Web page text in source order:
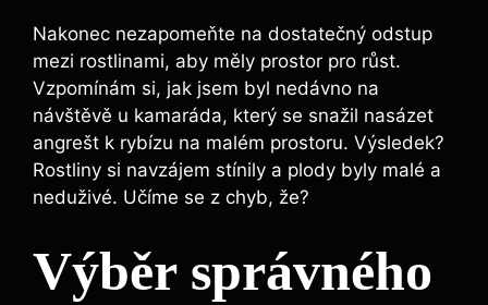
Nakonec nezapomeňte na dostatečný odstup
mezi rostlinami, aby měly prostor pro růst.
Vzpomínám si, jak jsem byl nedávno na
návštěvě u kamaráda, který se snažil nasázet
angrešt k rybízu na malém prostoru. Výsledek?
Rostliny si navzájem stínily a plody byly malé a
neduživé. Učíme se z chyb, že?
Výběr správného